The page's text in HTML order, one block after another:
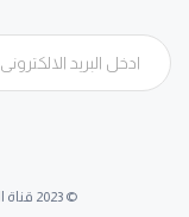
© 2023 قناة القاهرة الإخبارية. جميع الحقوق محفوظة.